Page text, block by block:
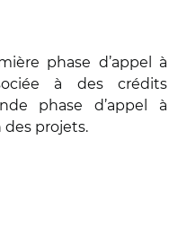
phase d’appel à
à des crédits
phase d’appel à
des projets.